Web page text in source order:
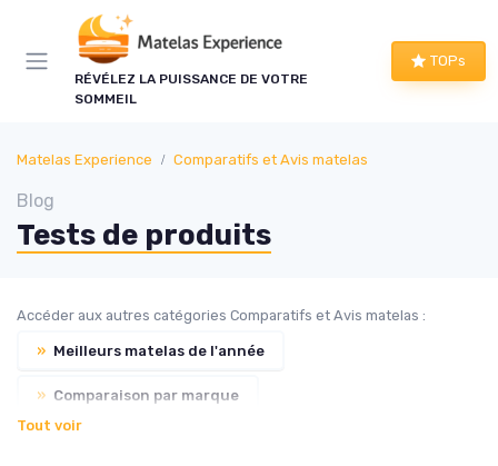
RÉVÉLEZ LA PUISSANCE DE VOTRE
SOMMEIL
TOPs
Matelas Experience Comparatifs et Avis matelas
Blog
Tests de produits
Accéder aux autres catégories Comparatifs et Avis matelas :
» Meilleurs matelas de l'année
» Comparaison par marque
Tout voir
×
LE CLUB MATELAS EXPERIENCE
ici !
Une à deux fois par semaine, les bons plans literie
que nous avons vérifiés, nos tests en avant-
première et les conseils qui ne tiennent pas dans
Bons plans vérifiés
Conseils pratiques